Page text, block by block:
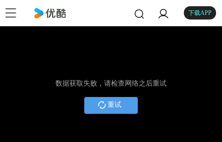
下载APP
数据获取失败，请检查网络之后重试
重试